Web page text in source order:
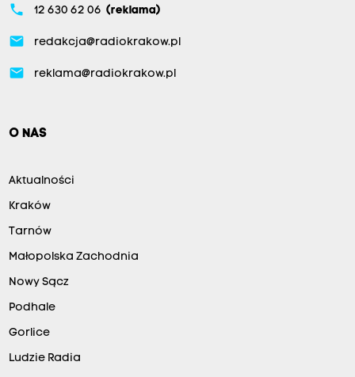
phone 12 630 62 06 (reklama)
email redakcja@radiokrakow.pl
email reklama@radiokrakow.pl
O NAS
Aktualności
Kraków
Tarnów
Małopolska Zachodnia
Nowy Sącz
Podhale
Gorlice
Ludzie Radia